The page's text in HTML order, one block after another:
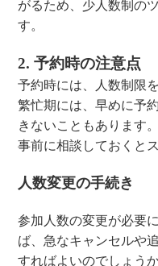
がるため、少人数制の
す。
2. 予約時の注意点
予約時には、人数制限
繁忙期には、早めに予
きないこともあります
事前に相談しておくと
人数変更の手続き
参加人数の変更が必要
ば、急なキャンセルや
すればよいのでしょうか